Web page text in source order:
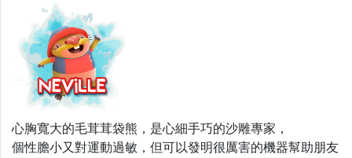
心胸寬大的毛茸茸袋熊，是心細手巧的沙雕專家，
個性膽小又對運動過敏，但可以發明很厲害的機器幫助朋友